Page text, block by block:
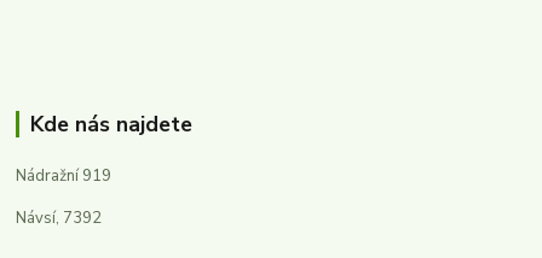
Kde nás najdete
Nádražní 919
Návsí, 7392